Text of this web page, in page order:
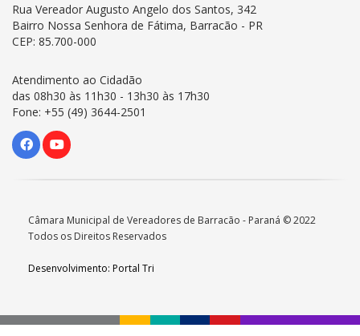
Rua Vereador Augusto Angelo dos Santos, 342
Bairro Nossa Senhora de Fátima, Barracão - PR
CEP: 85.700-000
Atendimento ao Cidadão
das 08h30 às 11h30 - 13h30 às 17h30
Fone: +55 (49) 3644-2501
Câmara Municipal de Vereadores de Barracão - Paraná © 2022
Todos os Direitos Reservados
Desenvolvimento: Portal Tri